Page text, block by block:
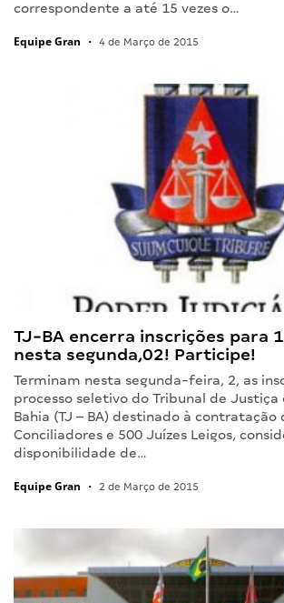
correspondente a até 15 vezes o…
Equipe Gran • 4 de Março de 2015
TJ-BA encerra inscrições para
nesta segunda,02! Participe!
Terminam nesta segunda-feira, 2, as
processo seletivo do Tribunal de Justiça
Bahia (TJ – BA) destinado à contratação
Conciliadores e 500 Juízes Leigos,
disponibilidade de…
Equipe Gran • 2 de Março de 2015